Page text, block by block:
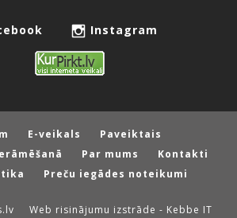
Instagram
E-veikals
Paveiktais
Par mums
Kontakti
Preču iegādes noteikumi
Web risinājumu izstrāde - Kebbe IT